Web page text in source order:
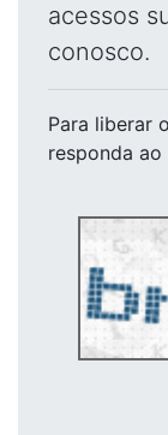
acessos
conosco.
Para liberar
responda